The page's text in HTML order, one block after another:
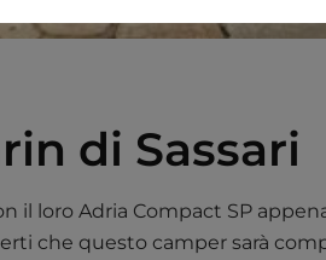
di Sassari
il loro Adria Compact SP
che questo camper sarà